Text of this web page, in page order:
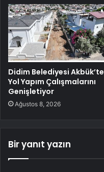
Didim Belediyesi Akbük’te
Yol Yapım Çalışmalarını
Genişletiyor
Ağustos 8, 2026
Bir yanıt yazın